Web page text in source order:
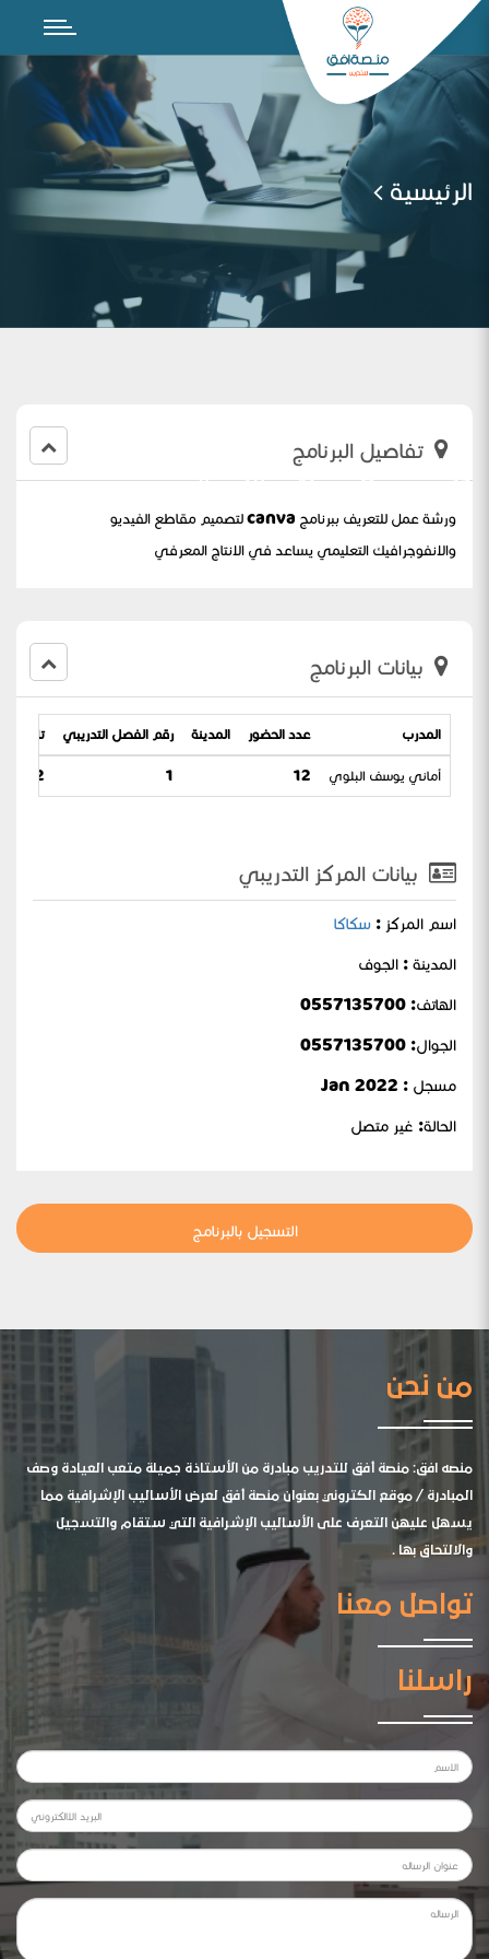
الرئيسية
ورشة عمل التعريف ببرنامج canva
تفاصيل البرنامج
ورشة عمل للتعريف ببرنامج canva لتصميم مقاطع الفيديو
والانفوجرافيك التعليمي يساعد في الانتاج المعرفي
بيانات البرنامج
المدرب عدد الحضور المدينة رقم الفصل التدريبي تاريخ
أماني يوسف البلوي 12
1
22-06-1443
بيانات المركز التدريبي
اسم المركز : سكاكا
المدينة : الجوف
الهاتف: 0557135700
الجوال:
مسجل : Jan 2022
الحالة: غير متصل
التسجيل بالبرنامج
من نحن
منصه افق: منصة أفق للتدريب مبادرة من الأستاذة جميلة متعب العيادة وصف
المبادرة / موقع الكتروني بعنوان منصة أفق لعرض الأساليب الإشرافية مما
يسهل عليهن التعرف على الأساليب الإشرافية التي ستقام والتسجيل
والالتحاق بها .
تواصل معنا
راسلنا